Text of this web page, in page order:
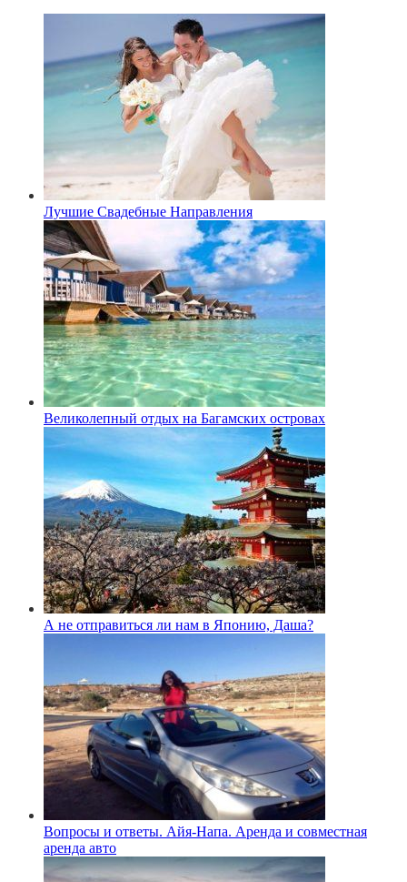
Лучшие Свадебные Направления
Великолепный отдых на Багамских островах
А не отправиться ли нам в Японию, Даша?
Вопросы и ответы. Айя-Напа. Аренда и совместная
аренда авто